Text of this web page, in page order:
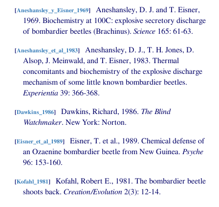
[Aneshansley_y_Eisner_1969] Aneshansley,D. J. and T. Eisner,
1969. Biochemistry at 100C: explosive secretory discharge
of bombardier beetles (Brachinus). Science 165: 61-63.
[Aneshansley_et_al_1983] Aneshansley, D. J.,T. H. Jones, D.
Alsop, J. Meinwald, and T. Eisner, 1983. Thermal
concomitants and biochemistry of the explosive discharge
mechanism of some little known bombardier beetles.
Experientia 39: 366-368.
[Dawkins_1986] Dawkins, Richard, 1986. The Blind
Watchmaker. New York: Norton.
[Eisner_et_al_1989]
Eisner, T. et al., 1989. Chemical defense of
an Ozaenine bombardier beetle from New Guinea. Psyche
96: 153-160.
[Kofahl_1981]
Kofahl, Robert E., 1981. The bombardier beetle
shoots back. Creation/Evolution 2(3): 12-14.